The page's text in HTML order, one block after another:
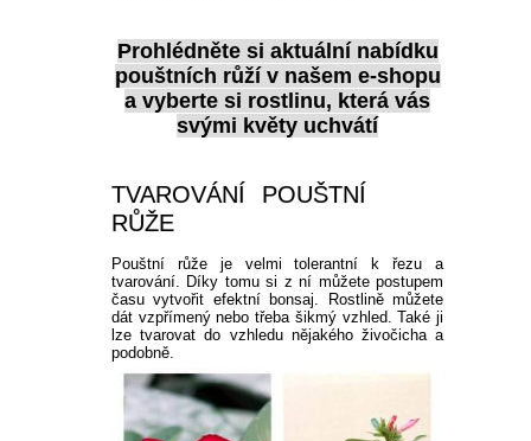
OSTRUHATKA
HELICHRYSUM
ISOTOMA
VITÁLKA
PRYŠEC
EURYOPS
NETÝKAVKA
Prohlédněte si aktuální nabídku
pouštních růžív našem e-shopu
a vyberte si rostlinu, která vás
svými květy uchvátí
TVAROVÁNÍ POUŠTNÍ
RŮŽE
Pouštní růže je velmi tolerantní k řezu a
tvarování. Díky tomu si z ní můžete postupem
času vytvořit efektní bonsaj. Rostlině můžete
dát vzpřímený nebo třeba šikmý vzhled. Také ji
lze tvarovat do vzhledu nějakého živočicha a
podobně.